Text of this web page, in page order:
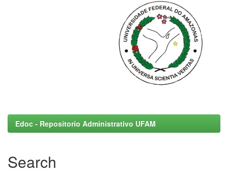
Edoc - Repositorio Administrativo UFAM
Search